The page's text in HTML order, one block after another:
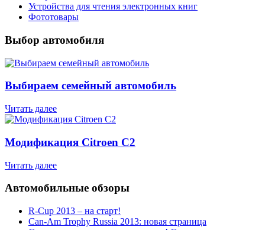
Устройства для чтения электронных книг
Фототовары
Выбор автомобиля
Выбираем семейный автомобиль
Читать далее
Модификация Citroen С2
Читать далее
Автомобильные обзоры
R-Cup 2013 – на старт!
Can-Am Trophy Russia 2013: новая страница